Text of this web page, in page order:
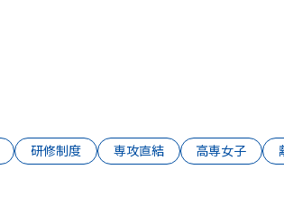
研修制度 専攻直結 高専女子